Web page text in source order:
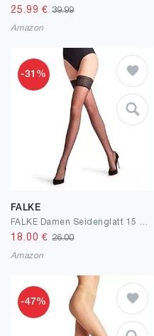
25.99 €39.99
Amazon
-31%
FALKE
18.00 €26.00
Amazon
-47%